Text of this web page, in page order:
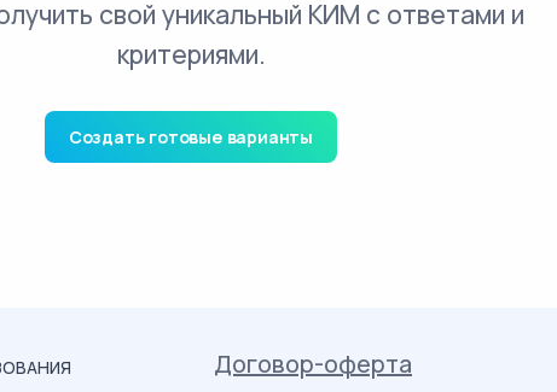
свой уникальный КИМ с ответами и
критериями.
Создать готовые варианты
Договор-оферта